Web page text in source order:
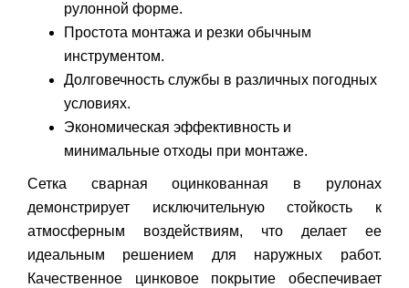
рулонной форме.
Простота монтажа и резки обычным
инструментом.
Долговечность службы в различных погодных
условиях.
Экономическая эффективность и
минимальные отходы при монтаже.
Сетка сварная оцинкованная в рулонах
демонстрирует исключительную стойкость к
атмосферным воздействиям, что делает ее
идеальным решением для наружных работ.
Качественное цинковое покрытие обеспечивает